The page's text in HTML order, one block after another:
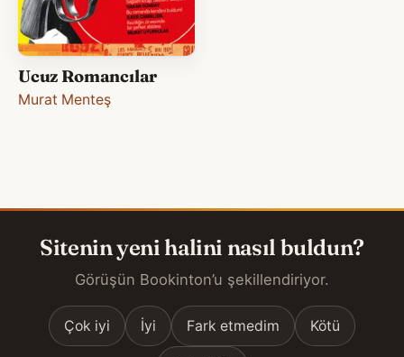
Ucuz Romancılar
Murat Menteş
Sitenin yeni halini nasıl buldun?
Görüşün Bookinton’u şekillendiriyor.
Çok iyi İyi Fark etmedim Kötü